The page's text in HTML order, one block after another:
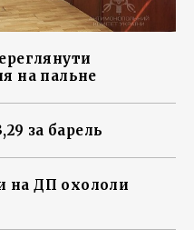
на пальне
за барель
на ДП охололи